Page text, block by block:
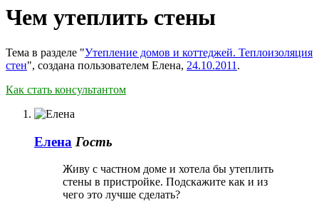
Чем утеплить стены
Тема в разделе "Утепление домов и коттеджей. Теплоизоляция
стен", создана пользователем Елена, 24.10.2011 .
Как стать консультантом
Елена Гость
Живу с частном доме и хотела бы утеплить
стены в пристройке. Подскажите как и из
чего это лучше сделать?